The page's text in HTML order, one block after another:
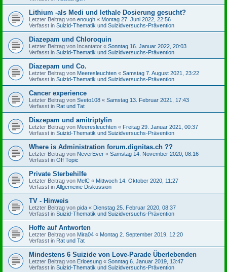
Lithium -als Medi und lethale Dosierung gesucht?
Letzter Beitrag von enough « Montag 27. Juni 2022, 22:56
Verfasst in Suizid-Thematik und Suizidversuchs-Prävention
Diazepam und Chloroquin
Letzter Beitrag von Incantator « Sonntag 16. Januar 2022, 20:03
Verfasst in Suizid-Thematik und Suizidversuchs-Prävention
Diazepam und Co.
Letzter Beitrag von Meeresleuchten « Samstag 7. August 2021, 23:22
Verfasst in Suizid-Thematik und Suizidversuchs-Prävention
Cancer experience
Letzter Beitrag von Sveto108 « Samstag 13. Februar 2021, 17:43
Verfasst in Rat und Tat
Diazepam und amitriptylin
Letzter Beitrag von Meeresleuchten « Freitag 29. Januar 2021, 00:37
Verfasst in Suizid-Thematik und Suizidversuchs-Prävention
Where is Administration forum.dignitas.ch ??
Letzter Beitrag von NeverEver « Samstag 14. November 2020, 08:16
Verfasst in Off Topic
Private Sterbehilfe
Letzter Beitrag von MelC « Mittwoch 14. Oktober 2020, 11:27
Verfasst in Allgemeine Diskussion
TV - Hinweis
Letzter Beitrag von pida « Dienstag 25. Februar 2020, 08:37
Verfasst in Suizid-Thematik und Suizidversuchs-Prävention
Hoffe auf Antworten
Letzter Beitrag von Mira04 « Montag 2. September 2019, 12:20
Verfasst in Rat und Tat
Mindestens 6 Suizide von Love-Parade Überlebenden
Letzter Beitrag von Erloesung « Sonntag 6. Januar 2019, 13:47
Verfasst in Suizid-Thematik und Suizidversuchs-Prävention